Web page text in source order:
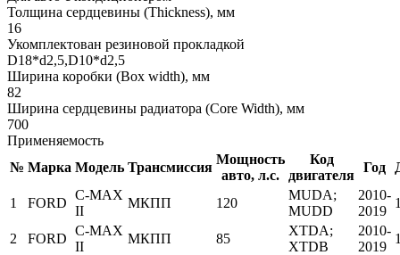
Толщина сердцевины (Thickness), мм
16
Укомплектован резиновой прокладкой
D18*d2,5,D10*d2,5
Ширина коробки (Box width), мм
82
Ширина сердцевины радиатора (Core Width), мм
700
Применяемость
№ Марка Модель Трансмиссия
Мощность
авто, л.с.
Код
двигателя
Год
1 FORD
C-MAX
II
МКПП 120
MUDA;
MUDD
2010-
2019
2 FORD
C-MAX
II
МКПП 85
XTDA;
XTDB
2010-
2019